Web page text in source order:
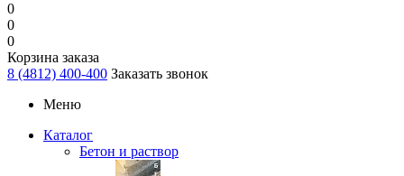
0
0
0
Корзина заказа
8 (4812) 400-400 Заказать звонок
Меню
Каталог
Бетон и раствор